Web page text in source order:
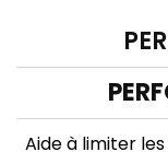
Aide à limiter